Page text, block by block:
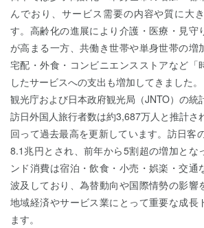
んでおり、サービス需要の内容や質に大
す。高齢化の進展により介護・医療・見守
が高まる一方、共働き世帯や単身世帯の増
宅配・外食・コンビニエンスストアなど「
したサービスへの支出も増加してきました。
観光庁および日本政府観光局（JNTO）の統
訪日外国人旅行者数は約3,687万人と推計さ
回って過去最高を更新しています。訪日客
8.1兆円とされ、前年から5割超の増加とな
ンド消費は宿泊・飲食・小売・娯楽・交通
波及しており、為替動向や国際情勢の影響
地域経済やサービス業にとって重要な成長
ます。